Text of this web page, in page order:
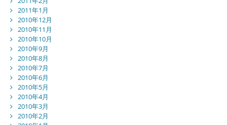
2011年1月
2010年12月
2010年11月
2010年10月
2010年9月
2010年8月
2010年7月
2010年6月
2010年5月
2010年4月
2010年3月
2010年2月